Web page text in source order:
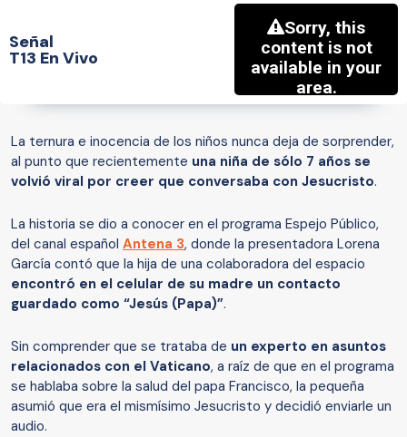
Señal
T13 En Vivo
La ternura e inocencia de los niños nunca deja de sorprender,
al punto que recientemente una niña de sólo 7 años se
volvió viral por creer que conversaba con Jesucristo.
La historia se dio a conocer en el programa Espejo Público,
del canal español Antena 3, donde la presentadora Lorena
García contó que la hija de una colaboradora del espacio
encontró en el celular de su madre un contacto
guardado como “Jesús (Papa)”.
Sin comprender que se trataba de un experto en asuntos
relacionados con el Vaticano, a raíz de que en el programa
se hablaba sobre la salud del papa Francisco, la pequeña
asumió que era el mismísimo Jesucristo y decidió enviarle un
audio.